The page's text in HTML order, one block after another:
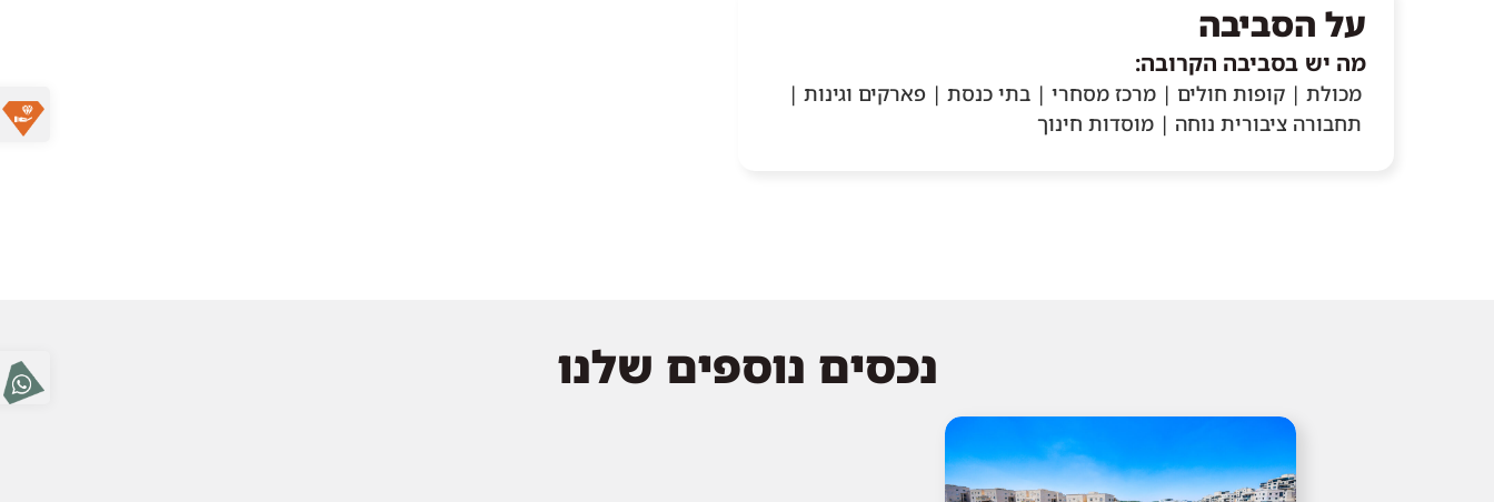
על הסביבה
מה יש בסביבה הקרובה:
מכולת | קופות חולים | מרכז מסחרי | בתי כנסת | פארקים וגינות |
תחבורה ציבורית נוחה | מוסדות חינוך
נכסים נוספים שלנו